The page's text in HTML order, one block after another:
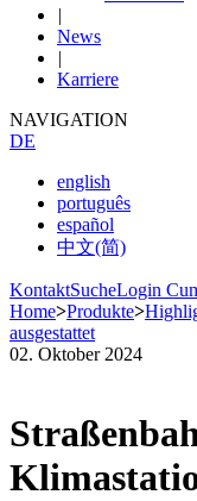
|
News
|
Karriere
NAVIGATION
DE
english
português
español
中文(简)
KontaktSucheLogin
Home>Produkte>
ausgestattet
02. Oktober 2024